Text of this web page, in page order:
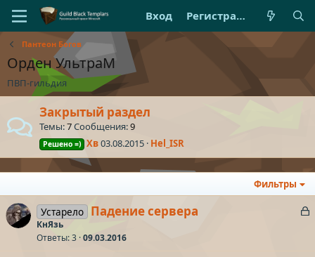
Вход Регистрация
Пантеон Богов
Орден УльтраМ
ПВП-гильдия
Закрытый раздел
Темы 7Сообщения 9
Решено =) Хв03.08.2015 Hel_ISR
Фильтры
З
Устарело Падение сервера
КнЯзь
Ответы 3 09.03.2016